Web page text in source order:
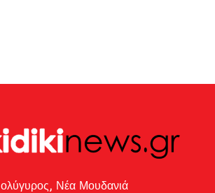
Νέα Μουδανιά